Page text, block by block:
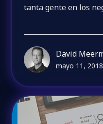
tanta gente en los
David
mayo 11, 2018